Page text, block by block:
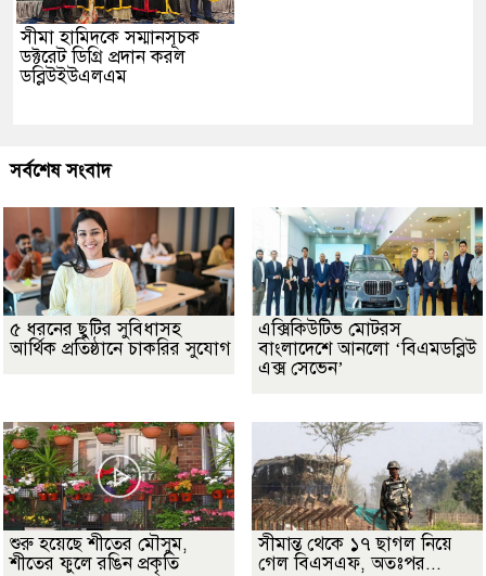
সীমা হামিদকে সম্মানসূচক
ডক্টরেট ডিগ্রি প্রদান করল
ডব্লিউইউএলএম
সর্বশেষ সংবাদ
৫ ধরনের ছুটির সুবিধাসহ
আর্থিক প্রতিষ্ঠানে চাকরির সুযোগ
এক্সিকিউটিভ মোটরস
বাংলাদেশে আনলো ‘বিএমডব্লিউ
এক্স সেভেন’
শুরু হয়েছে শীতের মৌসুম,
শীতের ফুলে রঙিন প্রকৃতি
সীমান্ত থেকে ১৭ ছাগল নিয়ে
গেল বিএসএফ, অতঃপর...